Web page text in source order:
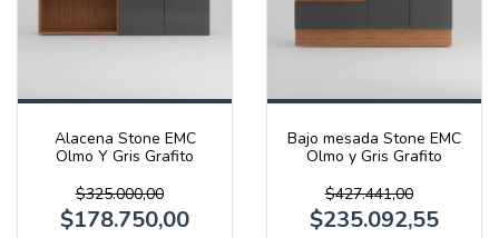
Alacena Stone EMC
Olmo Y Gris Grafito
$325.000,00
$178.750,00
Bajo mesada Stone EMC
Olmo y Gris Grafito
$427.441,00
$235.092,55